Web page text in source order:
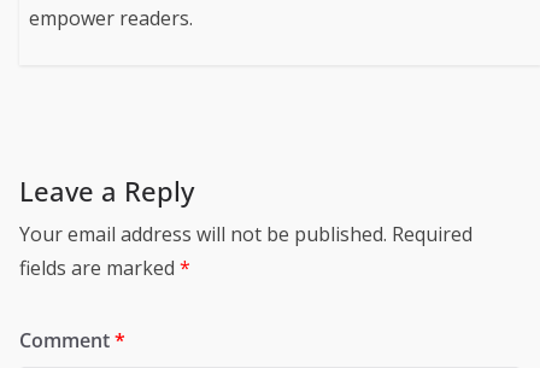
empower readers.
Leave a Reply
Your email address will not be published. Required
fields are marked *
Comment*